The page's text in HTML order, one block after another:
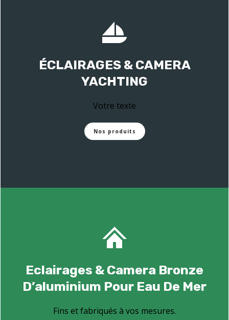
ÉCLAIRAGES & CAMERA
YACHTING
Votre texte
Nos produits
Eclairages & Camera Bronze
D’aluminium Pour Eau De Mer
Fins et fabriqués à vos mesures.